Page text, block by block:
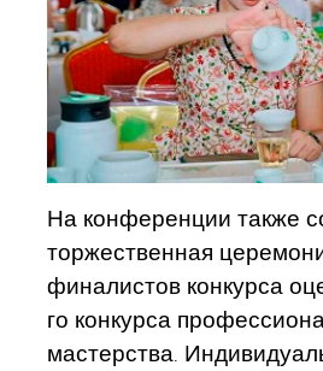
На конференции также
торжественная
финалистов конкурса
го конкурса
мастерства.